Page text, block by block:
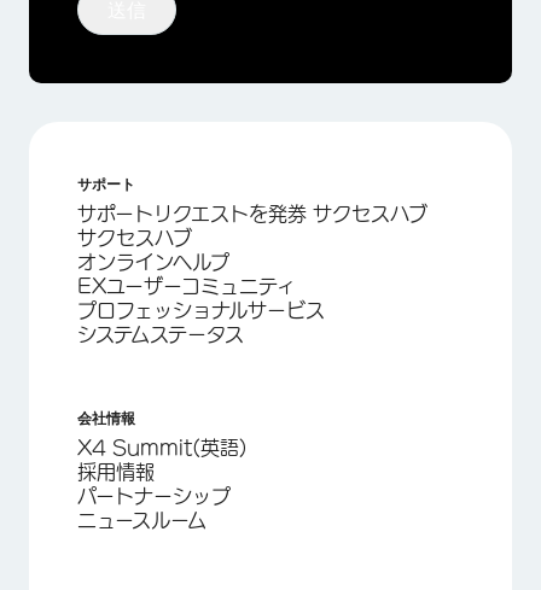
サポート
サポートリクエストを発券 サクセスハブ
サクセスハブ
オンラインヘルプ
EXユーザーコミュニティ
プロフェッショナルサービス
システムステータス
会社情報
X4 Summit(英語)
採用情報
パートナーシップ
ニュースルーム